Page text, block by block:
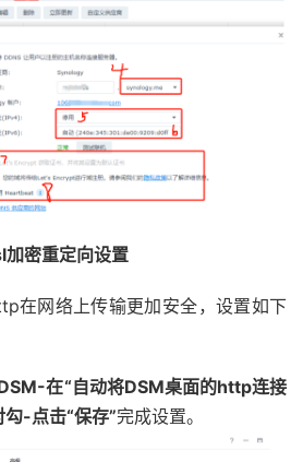
密重定向设置
在网络上传输更加安全，设置如下
在“自动将DSM桌面的http连接
-点击“保存”完成设置。